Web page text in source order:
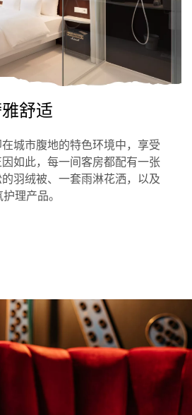
舒适
城市腹地的特色环境中，享受
如此，每一间客房都配有一张
羽绒被、一套雨淋花洒，以及
理产品。